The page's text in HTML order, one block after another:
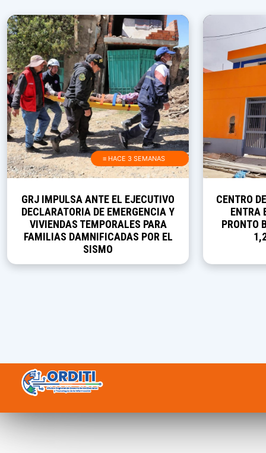
≡ HACE 3 SEMANAS
GRJ IMPULSA ANTE EL EJECUTIVO
DECLARATORIA DE EMERGENCIA Y
VIVIENDAS TEMPORALES PARA
FAMILIAS DAMNIFICADAS POR EL
SISMO
CENTRO
ENTRA
PRONTO